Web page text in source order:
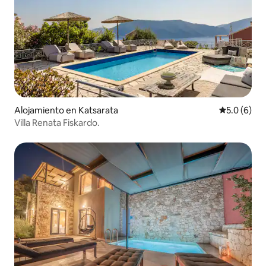
Alojamiento en Katsarata
5.0 (6)
Villa Renata Fiskardo.